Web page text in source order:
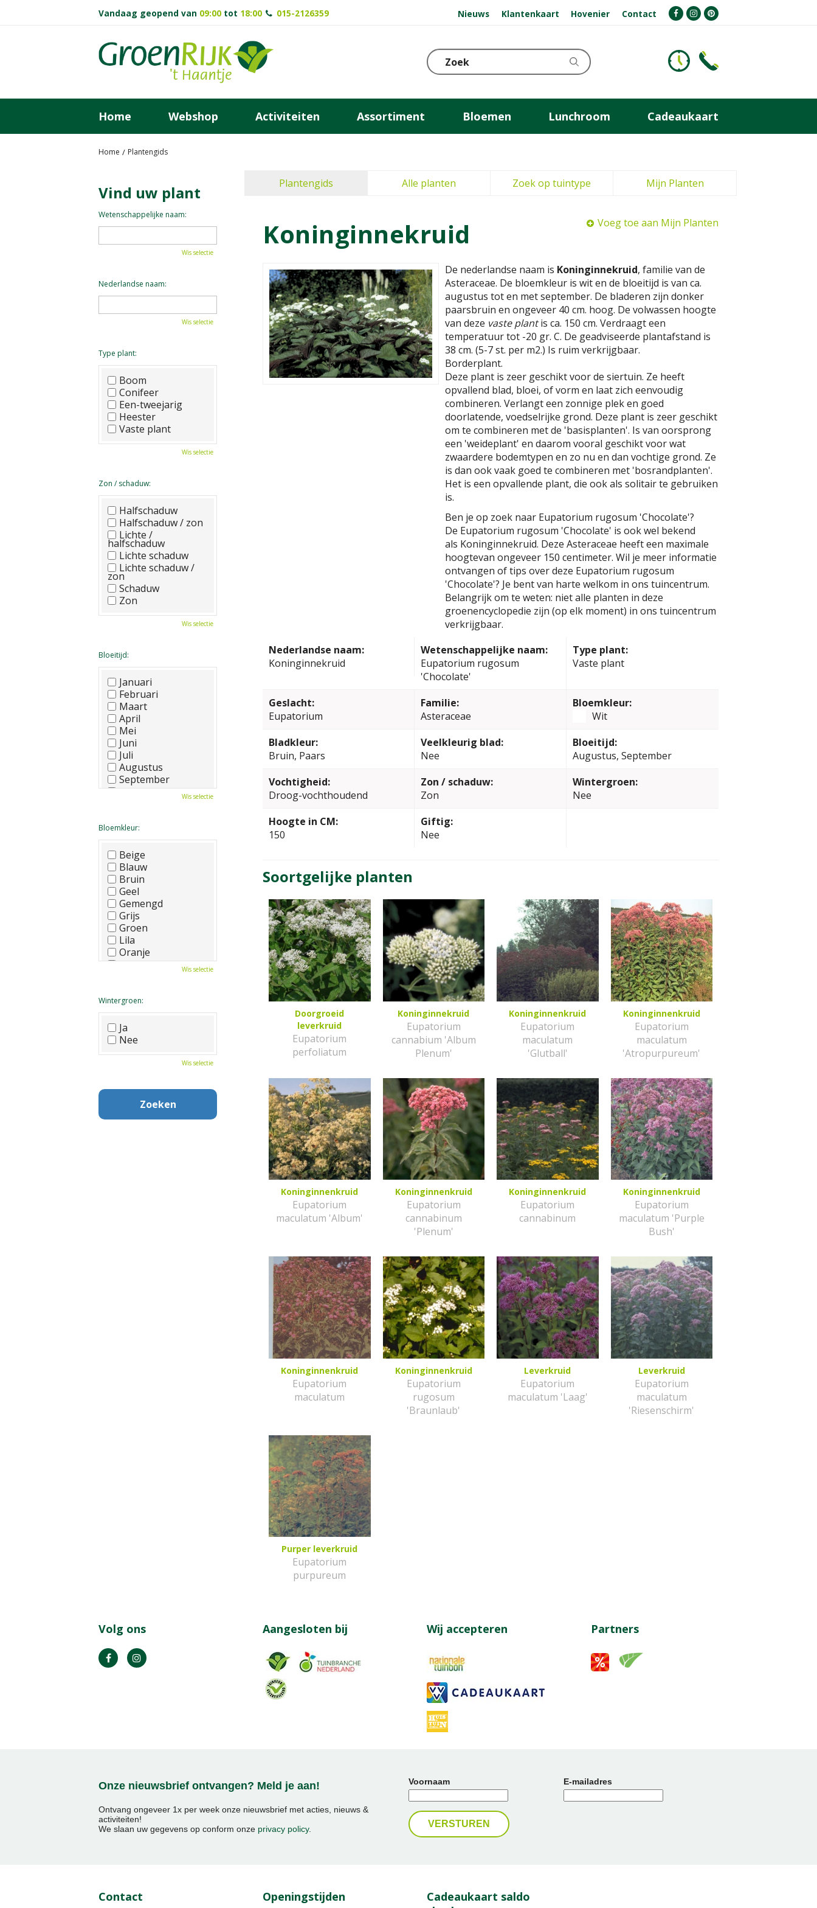
Home Plantengids
Vandaag geopend van 09:00 tot 18:00 015-2126359 Nieuws Klantenkaart Hovenier Contact
Home Webshop Activiteiten Assortiment Bloemen Lunchroom Cadeaukaart
Plantengids Alle planten Zoek op tuintype Mijn Planten
Koninginnekruid Voeg toe aan Mijn Planten
De nederlandse naam is Koninginnekruid, familie van de
Asteraceae. De bloemkleur is wit en de bloeitijd is van ca.
augustus tot en met september. De bladeren zijn donker
paarsbruin en ongeveer 40 cm. hoog. De volwassen hoogte
van deze vaste plantis ca. 150 cm. Verdraagt een
temperatuur tot -20 gr. C. De geadviseerde plantafstand is
38 cm. (5-7 st. per m2.) Is ruim verkrijgbaar.
Borderplant.
Deze plant is zeer geschikt voor de siertuin. Ze heeft
opvallend blad, bloei, of vorm en laat zich eenvoudig
combineren. Verlangt een zonnige plek en goed
doorlatende, voedselrijke grond. Deze plant is zeer geschikt
om te combineren met de 'basisplanten'. Is van oorsprong
een 'weideplant' en daarom vooral geschikt voor wat
zwaardere bodemtypen en zo nu en dan vochtige grond. Ze
is dan ook vaak goed te combineren met 'bosrandplanten'.
Het is een opvallende plant, die ook als solitair te gebruiken
is.
Ben je op zoek naar Eupatorium rugosum 'Chocolate'?
De Eupatorium rugosum 'Chocolate' is ook wel bekend
als Koninginnekruid. Deze Asteraceae heeft een maximale
hoogtevan ongeveer 150 centimeter. Wil je meer informatie
ontvangen of tips over deze Eupatorium rugosum
'Chocolate'? Je bent van harte welkom in ons tuincentrum.
Belangrijk om te weten: niet alle planten in deze
groenencyclopedie zijn (op elk moment) in ons tuincentrum
verkrijgbaar.
Nederlandse naam:
Koninginnekruid
Wetenschappelijke naam:
Eupatorium rugosum
'Chocolate'
Type plant:
Vaste plant
Geslacht:
Eupatorium
Familie:
Asteraceae
Bloemkleur:
Wit
Bladkleur:
Bruin, Paars
Veelkleurig blad:
Nee
Bloeitijd:
Augustus, September
Vochtigheid:
Droog-vochthoudend
Zon / schaduw:
Zon
Wintergroen:
Nee
Hoogte in CM:
150
Giftig:
Nee
Soortgelijke planten
Doorgroeid
leverkruid
Eupatorium
perfoliatum
Koninginnekruid
Eupatorium
cannabium 'Album
Plenum'
Koninginnenkruid
Eupatorium
maculatum
'Glutball'
Koninginnenkruid
Eupatorium
maculatum
'Atropurpureum'
Koninginnenkruid
Eupatorium
maculatum 'Album'
Koninginnenkruid
Eupatorium
cannabinum
'Plenum'
Koninginnenkruid
Eupatorium
cannabinum
Koninginnenkruid
Eupatorium
maculatum 'Purple
Bush'
Koninginnenkruid
Eupatorium
maculatum
Koninginnenkruid
Eupatorium
rugosum
'Braunlaub'
Leverkruid
Eupatorium
maculatum 'Laag'
Leverkruid
Eupatorium
maculatum
'Riesenschirm'
Purper leverkruid
Eupatorium
purpureum
Vind uw plant
Wetenschappelijke naam:
Wis selectie
Nederlandse naam:
Wis selectie
Type plant:
Boom
Conifeer
Een-tweejarig
Heester
Vaste plant
Wis selectie
Zon / schaduw:
Halfschaduw
Halfschaduw / zon
Lichte /
halfschaduw
Lichte schaduw
Lichte schaduw /
zon
Schaduw
Zon
Wis selectie
Bloeitijd:
Januari
Februari
Maart
April
Mei
Juni
Juli
Augustus
September
Oktober
Wis selectie
Bloemkleur:
Beige
Blauw
Bruin
Geel
Gemengd
Grijs
Groen
Lila
Oranje
Paars
Wit
Zwart
Wis selectie
Wintergroen:
Ja
Nee
Wis selectie
Volg ons Aangesloten bij Wij accepteren Partners
Onze nieuwsbrief ontvangen? Meld je aan!
Ontvang ongeveer 1x per week onze nieuwsbrief met acties, nieuws &
activiteiten!
We slaan uw gegevens op conform onze privacy policy.
Voornaam E-mailadres
Contact Openingstijden
Cadeaukaart saldo